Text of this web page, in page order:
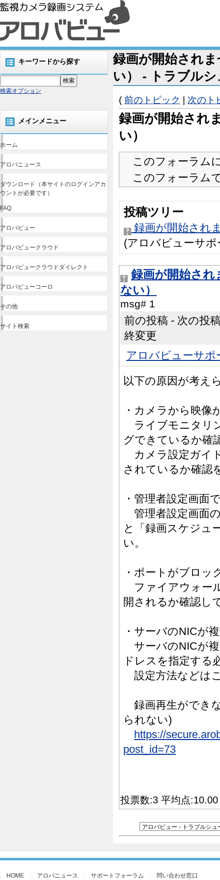
キーワードから探す
検索オプション
メインメニュー
ホーム
アロバニュース
ダウンロード（本サイトのログインアカ
ウントが必要です）
FAQ
アロバビュー
アロバビュークラウド
アロバビュークラウドダイレクト
アロバビューコーロ
その他
サイト検索
録画が開始され
い） - トラブル
( 前のトピック 次のト
録画が開始され
い）
このフォーラム
このフォーラム
投稿ツリー
録画が開始され
(アロバビューサポ
録画が開始され
ない）
msg# 1
前の投稿 - 次の投
終変更
アロバビューサポ
以下の原因が考え
・カメラから映像
ライブモニタリ
グできているか確
カメラ設定ガイ
されているか確認
・管理者設定画面
管理者設定画面
と「録画スケジュ
い。
・ポートがブロッ
ファイアウォー
開されるか確認し
・サーバのNICが
サーバのNICが
ドレスを指定する
設定方法などは
録画再生ができ
られない)
https://
post_id=73
投票数:3 平均点
HOME アロバニュース サポートフォーラム 問い合わせ窓口